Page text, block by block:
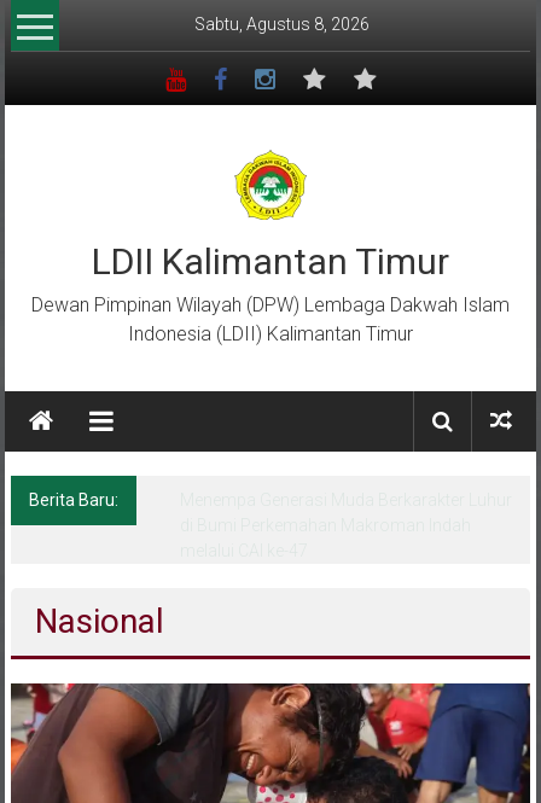
Lompat
ke
Sabtu, Agustus 8, 2026
LDII Kalimantan Timur
Dewan Pimpinan Wilayah (DPW) Lembaga Dakwah Islam
Indonesia (LDII) Kalimantan Timur
Berita Baru:
Nasional